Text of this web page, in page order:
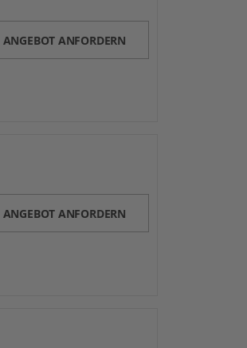
ANGEBOT ANFORDERN
ANGEBOT ANFORDERN